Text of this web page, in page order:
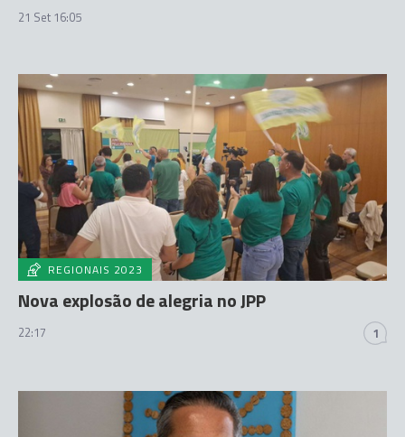
21 Set 16:05
REGIONAIS 2023
Nova explosão de alegria no JPP
22:17 1